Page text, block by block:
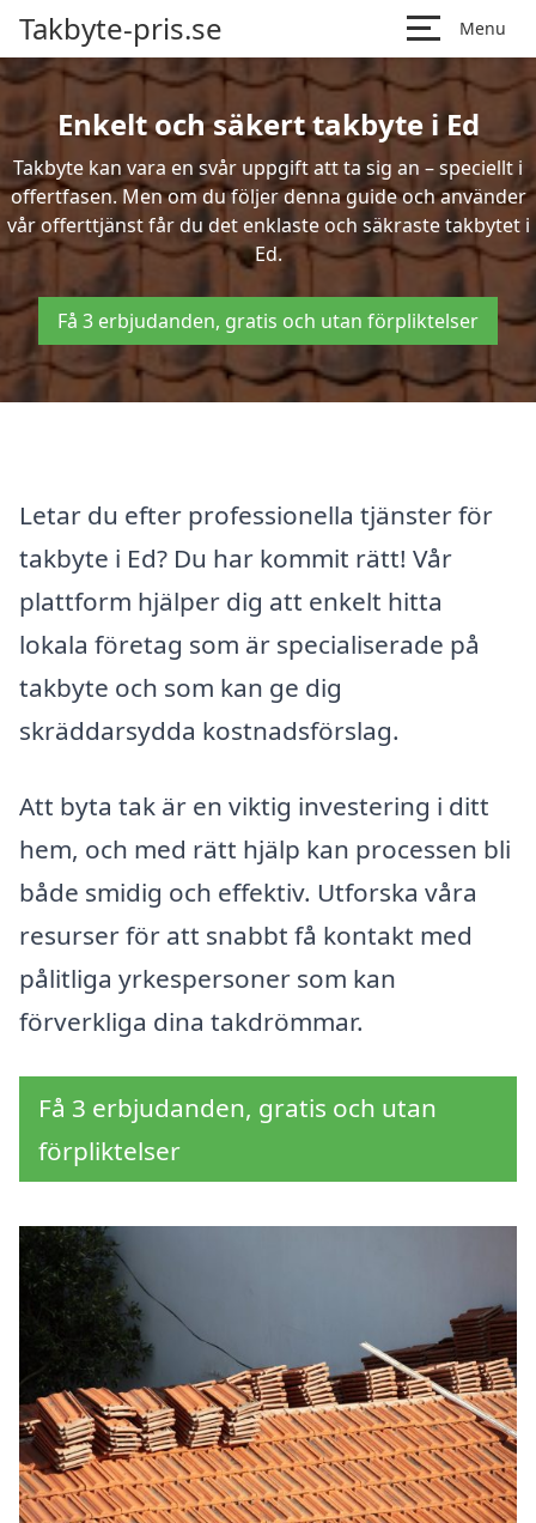
Takbyte-pris.se Menu
Enkelt och säkert takbyte i Ed
Takbyte kan vara en svår uppgift att ta sig an – speciellt i
offertfasen. Men om du följer denna guide och använder
vår offerttjänst får du det enklaste och säkraste takbytet i
Ed.
Få 3 erbjudanden, gratis och utan förpliktelser
Letar du efter professionella tjänster för
takbyte i Ed? Du har kommit rätt! Vår
plattform hjälper dig att enkelt hitta
lokala företag som är specialiserade på
takbyte och som kan ge dig
skräddarsydda kostnadsförslag.
Att byta tak är en viktig investering i ditt
hem, och med rätt hjälp kan processen bli
både smidig och effektiv. Utforska våra
resurser för att snabbt få kontakt med
pålitliga yrkespersoner som kan
förverkliga dina takdrömmar.
Få 3 erbjudanden, gratis och utan
förpliktelser